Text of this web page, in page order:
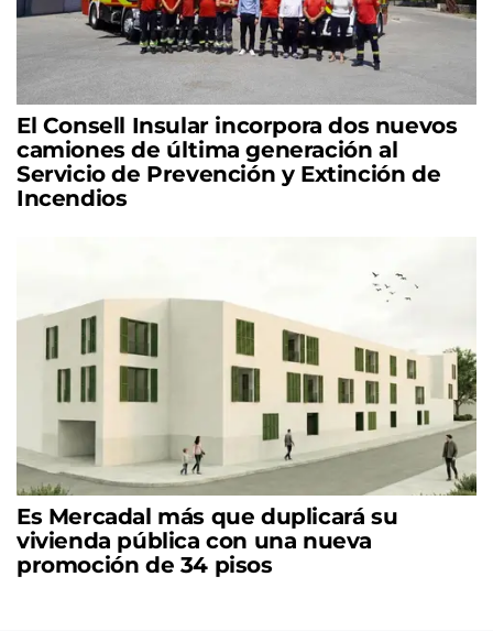
El Consell Insular incorpora dos nuevos
camiones de última generación al
Servicio de Prevención y Extinción de
Incendios
Es Mercadal más que duplicará su
vivienda pública con una nueva
promoción de 34 pisos